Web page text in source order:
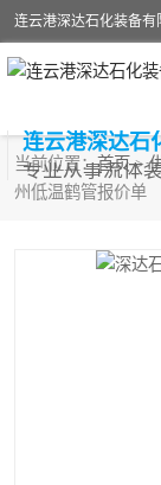
连云港深达石
当前位置：首页>
州低温鹤管报价单
鹤管
卸车鹤管